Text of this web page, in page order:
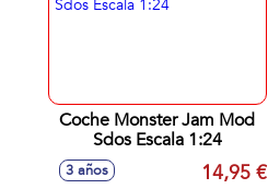
Coche Monster Jam Mod
Sdos Escala 1:24
3 años 14,95 €